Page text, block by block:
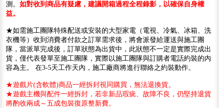
測。 如對收到商品有疑慮，建議開箱過程全程錄影，以確保自身權
益。
★如需施工團隊特殊配送或安裝的大型家電（電視、冷氣、冰箱、洗
衣機等）收到消費者付款之訂單需求後，將會派發給運送與施工團
隊，當派單完成後，訂單狀態為出貨中，此狀態不一定是實際完成出
貨，僅代表發單至施工團隊，實際以施工團隊與訂購者電話約裝的內
容為主。 在3-5天工作天內，施工廠商將進行聯絡之約裝動作。
★遊戲片(含軟體)商品一經拆封視同購買，無法退換貨。
★遊戲主機與配件一經拆封，若非新品瑕疵、故障不良，仍堅持退貨
將酌收兩成～五成包裝復原整新費。